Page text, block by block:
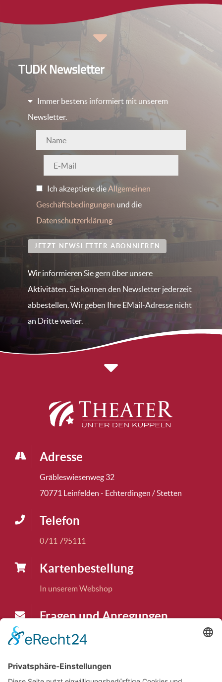
TUDK Newsletter
Immer bestens informiert mit unserem
Newsletter.
Ich akzeptiere dieAllgemeinen
Geschäftsbedingungen und die
Datenschutzerklärung
JETZT NEWSLETTER ABONNIEREN
Wir informieren Sie gern über unsere
Aktivitäten. Sie können den Newsletter jederzeit
abbestellen. Wir geben Ihre EMail-Adresse nicht
an Dritte weiter.
Adresse
Gräbleswiesenweg 32
70771 Leinfelden - Echterdingen / Stetten
Telefon
0711 795111
Karten­bestellung
In unserem Webshop
Fragen und Anregungen
karten@tudk.de
Theaterkasse